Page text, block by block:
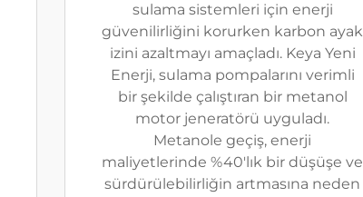
sulama sistemleri için enerji
güvenilirliğini korurken karbon ayak
izini azaltmayı amaçladı. Keya Yeni
Enerji, sulama pompalarını verimli
bir şekilde çalıştıran bir metanol
motor jeneratörü uyguladı.
Metanole geçiş, enerji
maliyetlerinde %40'lık bir düşüşe ve
sürdürülebilirliğin artmasına neden